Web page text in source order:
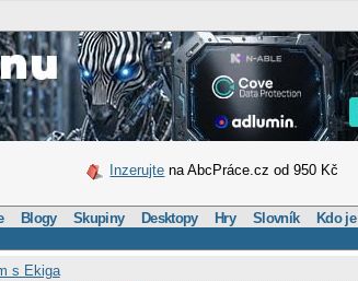
Inzerujte na AbcPráce.cz od 950 Kč
Blogy Skupiny Desktopy Hry Slovník Kdo je
s Ekiga